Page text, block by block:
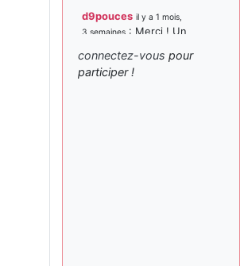
d9pouces il y a 1 mois,
3 semaines : Merci ! Un
paxwax il y a 1 mois, 3 semaines
connectez-vous pour
participer !